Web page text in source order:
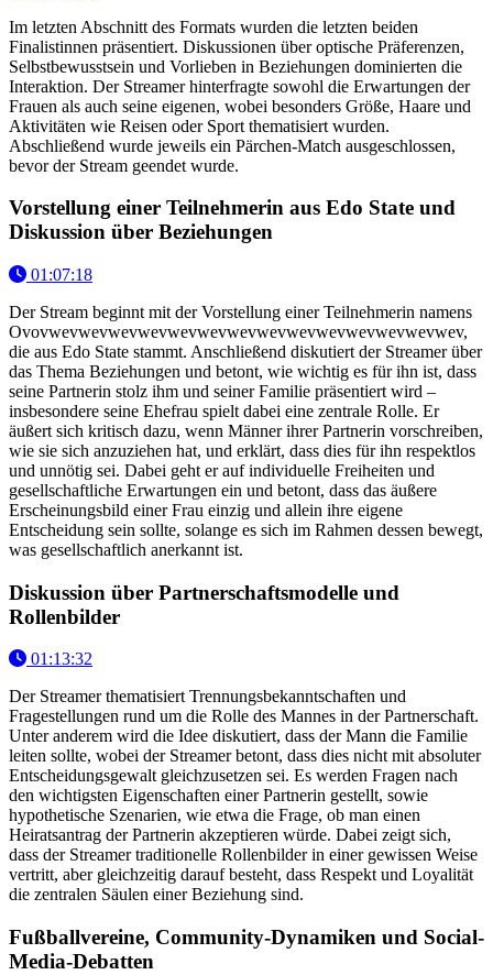
Im letzten Abschnitt des Formats wurden die letzten beiden
Finalistinnen präsentiert. Diskussionen über optische Präferenzen,
Selbstbewusstsein und Vorlieben in Beziehungen dominierten die
Interaktion. Der Streamer hinterfragte sowohl die Erwartungen der
Frauen als auch seine eigenen, wobei besonders Größe, Haare und
Aktivitäten wie Reisen oder Sport thematisiert wurden.
Abschließend wurde jeweils ein Pärchen-Match ausgeschlossen,
bevor der Stream geendet wurde.
Vorstellung einer Teilnehmerin aus Edo State und
Diskussion über Beziehungen
01:07:18
Der Stream beginnt mit der Vorstellung einer Teilnehmerin namens
Ovovwevwevwevwevwevwevwevwevwevwevwevwevwevwev,
die aus Edo State stammt. Anschließend diskutiert der Streamer über
das Thema Beziehungen und betont, wie wichtig es für ihn ist, dass
seine Partnerin stolz ihm und seiner Familie präsentiert wird –
insbesondere seine Ehefrau spielt dabei eine zentrale Rolle. Er
äußert sich kritisch dazu, wenn Männer ihrer Partnerin vorschreiben,
wie sie sich anzuziehen hat, und erklärt, dass dies für ihn respektlos
und unnötig sei. Dabei geht er auf individuelle Freiheiten und
gesellschaftliche Erwartungen ein und betont, dass das äußere
Erscheinungsbild einer Frau einzig und allein ihre eigene
Entscheidung sein sollte, solange es sich im Rahmen dessen bewegt,
was gesellschaftlich anerkannt ist.
Diskussion über Partnerschaftsmodelle und
Rollenbilder
01:13:32
Der Streamer thematisiert Trennungsbekanntschaften und
Fragestellungen rund um die Rolle des Mannes in der Partnerschaft.
Unter anderem wird die Idee diskutiert, dass der Mann die Familie
leiten sollte, wobei der Streamer betont, dass dies nicht mit absoluter
Entscheidungsgewalt gleichzusetzen sei. Es werden Fragen nach
den wichtigsten Eigenschaften einer Partnerin gestellt, sowie
hypothetische Szenarien, wie etwa die Frage, ob man einen
Heiratsantrag der Partnerin akzeptieren würde. Dabei zeigt sich,
dass der Streamer traditionelle Rollenbilder in einer gewissen Weise
vertritt, aber gleichzeitig darauf besteht, dass Respekt und Loyalität
die zentralen Säulen einer Beziehung sind.
Fußballvereine, Community-Dynamiken und Social-
Media-Debatten